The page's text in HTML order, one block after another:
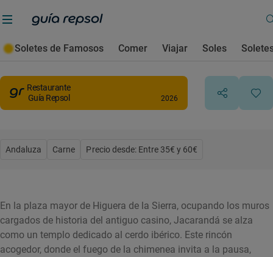
Soletes de Famosos Comer Viajar Soles
Higuera de la Sierra
Restaurante
Guía Repsol
2026
Andaluza Carne Precio desde: Entre 35€ y 60€
En la plaza mayor de Higuera de la Sierra, ocupando los muros
cargados de historia del antiguo casino, Jacarandá se alza
como un templo dedicado al cerdo ibérico. Este rincón
acogedor, donde el fuego de la chimenea invita a la pausa,